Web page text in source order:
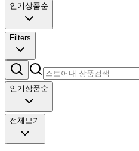
인기상품순
Filters
인기상품순
전체보기